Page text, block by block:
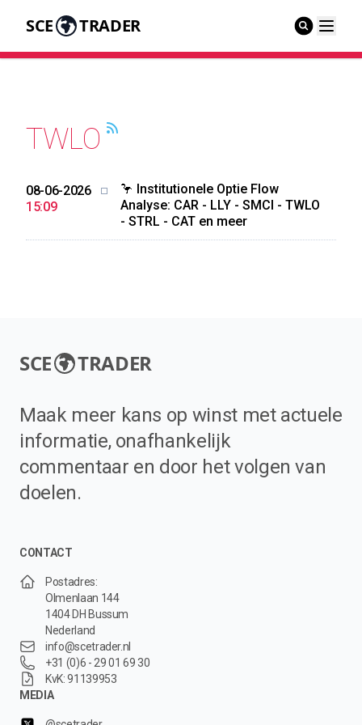
SCE TRADER
TWLO
08-06-2026
15:09
🦩 Institutionele Optie Flow
Analyse: CAR - LLY - SMCI - TWLO
- STRL - CAT en meer
SCE TRADER
Maak meer kans op winst met actuele
informatie, onafhankelijk
commentaar en door het volgen van
doelen.
CONTACT
Postadres:
Olmenlaan 144
1404 DH Bussum
Nederland
info@scetrader.nl
+31 (0)6 - 29 01 69 30
KvK: 91139953
MEDIA